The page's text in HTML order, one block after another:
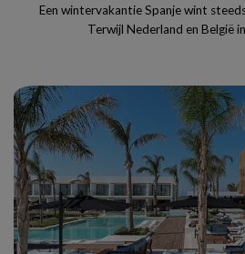
Een wintervakantie Spanje wint
Terwijl Nederland en België